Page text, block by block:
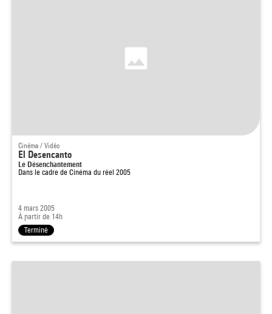
Cinéma / Vidéo
El Desencanto
Le Désenchantement
Dans le cadre de Cinéma du réel 2005
4 mars 2005
À partir de 14h
Terminé